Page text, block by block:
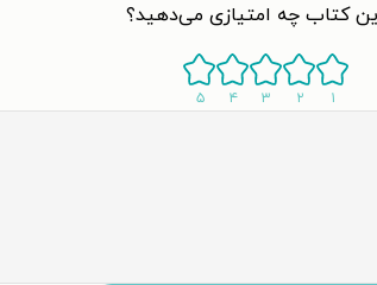
کتاب چه امتیازی می‌دهید؟
۱ ۲ ۳ ۴ ۵